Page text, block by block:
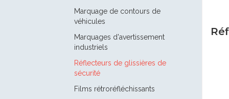
Marquage de contours de
véhicules
Marquages d'avertissement
industriels
Réflecteurs de glissières de
sécurité
Films rétroréfléchissants